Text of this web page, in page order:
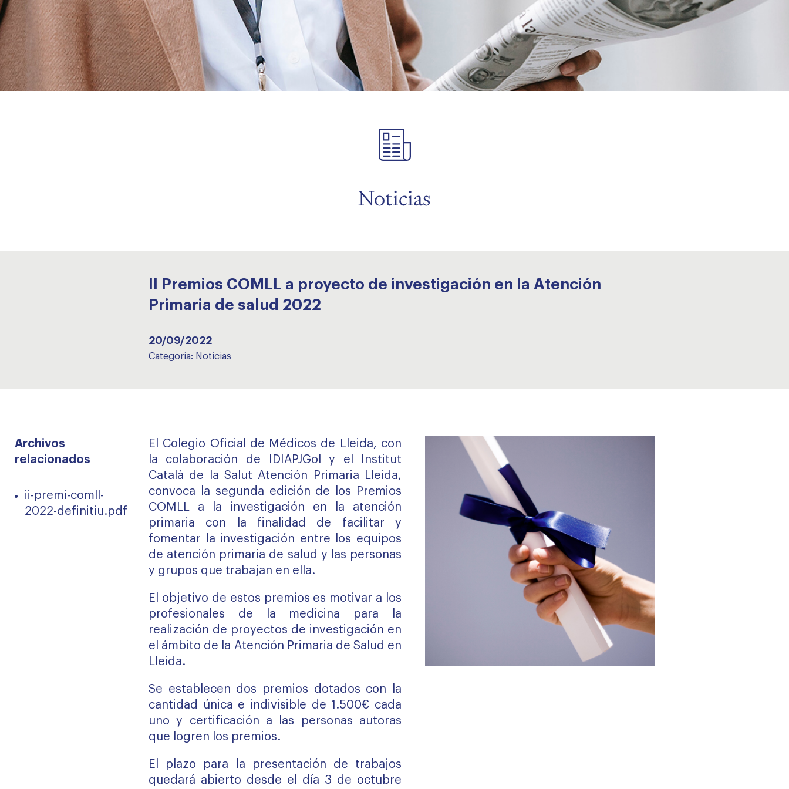
Noticias
II Premios COMLL a proyecto de investigación en la Atención
Primaria de salud 2022
20/09/2022
Categoria: Noticias
Archivos
relacionados
ii-premi-comll-
2022-definitiu.pdf
El Colegio Oficial de Médicos de Lleida, con
la colaboración de IDIAPJGol y el Institut
Català de la Salut Atención Primaria Lleida,
convoca la segunda edición de los Premios
COMLL a la investigación en la atención
primaria con la finalidad de facilitar y
fomentar la investigación entre los equipos
de atención primaria de salud y las personas
y grupos que trabajan en ella.
El objetivo de estos premios es motivar a los
profesionales de la medicina para la
realización de proyectos de investigación en
el ámbito de la Atención Primaria de Salud en
Lleida.
Se establecen dos premios dotados con la
cantidad única e indivisible de 1.500€ cada
uno y certificación a las personas autoras
que logren los premios.
El plazo para la presentación de trabajos
quedará abierto desde el día 3 de octubre